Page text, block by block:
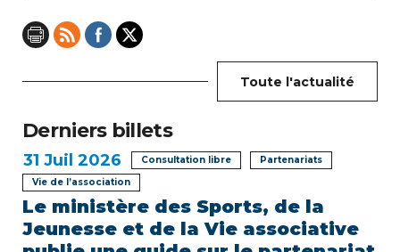
n
d
e
l
’
a
r
Toute l'actualité
Derniers billets
31 Juil 2026 Consultation libre
Partenariats
Vie de l’association
Le ministère des Sports, de la
Jeunesse et de la Vie associative